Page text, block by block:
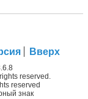
Вверх
reserved.
reserved
знак